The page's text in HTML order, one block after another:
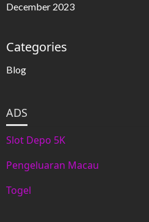
December 2023
Categories
Blog
ADS
Slot Depo 5K
Pengeluaran Macau
Togel